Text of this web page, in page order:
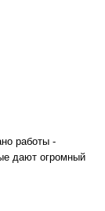
работы -
дают огромный